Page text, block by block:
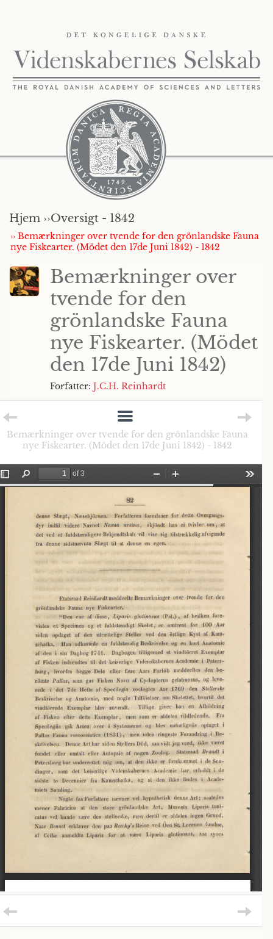
Hjem ››Oversigt - 1842
›› Bemærkninger over tvende for den grönlandske Fauna
nye Fiskearter. (Mödet den 17de Juni 1842) - 1842
Bemærkninger over
tvende for den
grönlandske Fauna
nye Fiskearter. (Mödet
den 17de Juni 1842)
Forfatter: J.C.H. Reinhardt
Bemærkninger over tvende for den grönlandske Fauna
nye Fiskearter. (Mödet den 17de Juni 1842) - 1842